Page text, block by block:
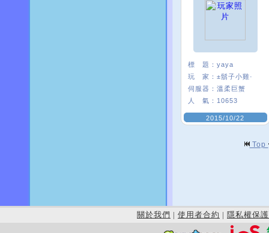
標 題： yaya
玩 家： ±鬍子小雞·
伺服器： 溫柔巨蟹
人 氣： 10653
2015/10/22
Top
關於我們 | 使用者合約 | 隱私權保護